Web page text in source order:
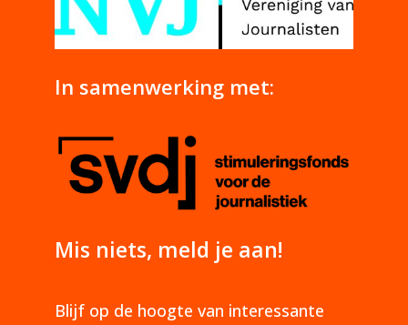
In samenwerking met:
Mis niets, meld je aan!
Blijf op de hoogte van interessante